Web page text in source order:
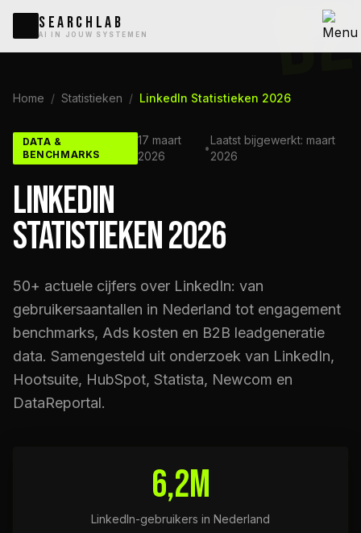
SEARCHLAB
AI IN JOUW SYSTEMEN
Home / Statistieken / LinkedIn Statistieken 2026
DATA &
BENCHMARKS
17 maart
2026
•
Laatst bijgewerkt: maart
2026
LINKEDIN
STATISTIEKEN 2026
50+ actuele cijfers over LinkedIn: van
gebruikersaantallen in Nederland tot engagement
benchmarks, Ads kosten en B2B leadgeneratie
data. Samengesteld uit onderzoek van LinkedIn,
Hootsuite, HubSpot, Statista, Newcom en
DataReportal.
6,2M
LinkedIn-gebruikers in Nederland